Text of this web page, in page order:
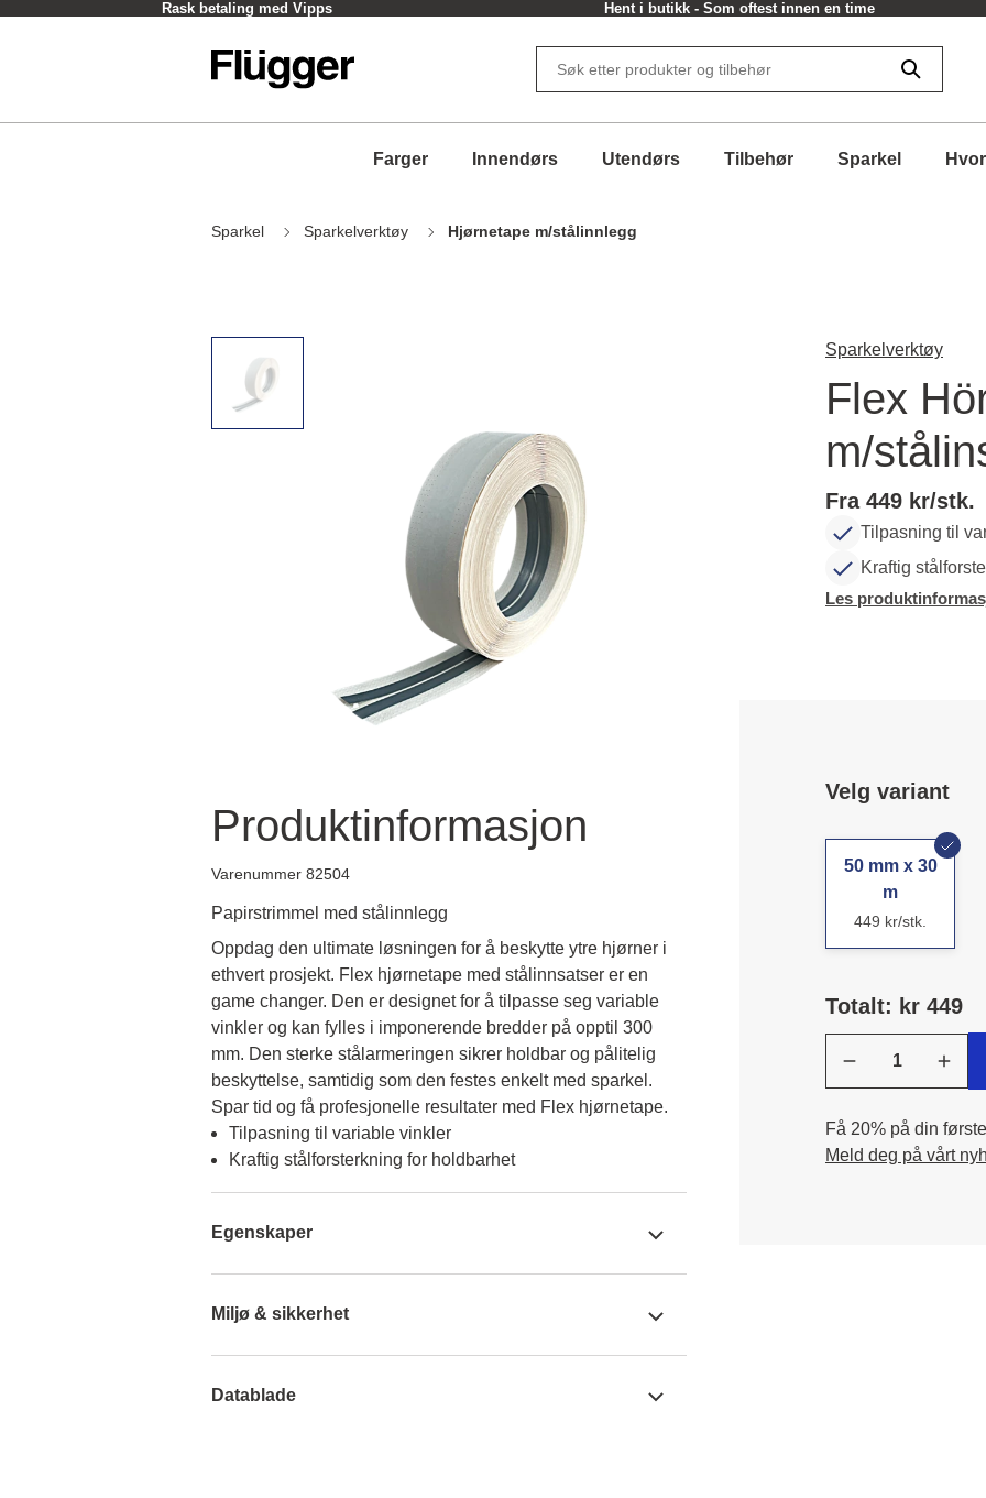
Rask betaling med Vipps Hent i butikk - Som oftest innen en time
Farger Innendørs Utendørs Tilbehør Sparkel
Sparkel Sparkelverktøy Hjørnetape m/stålinnlegg
Produktinformasjon
Varenummer 82504
Papirstrimmel med stålinnlegg
Oppdag den ultimate løsningen for å beskytte ytre hjørner i
ethvert prosjekt. Flex hjørnetape med stålinnsatser er en
game changer. Den er designet for å tilpasse seg variable
vinkler og kan fylles i imponerende bredder på opptil 300
mm. Den sterke stålarmeringen sikrer holdbar og pålitelig
beskyttelse, samtidig som den festes enkelt med sparkel.
Spar tid og få profesjonelle resultater med Flex hjørnetape.
Tilpasning til variable vinkler
Kraftig stålforsterkning for holdbarhet
Egenskaper
Miljø & sikkerhet
Datablade
Sparkelverktøy
Flex
m/
Fra 449 kr/stk.
Tilpasning til
Kraftig
Les
Velg variant
50 mm x 30
m
449 kr/stk.
Totalt: kr 449
Få 20% på din
Meld deg på vårt